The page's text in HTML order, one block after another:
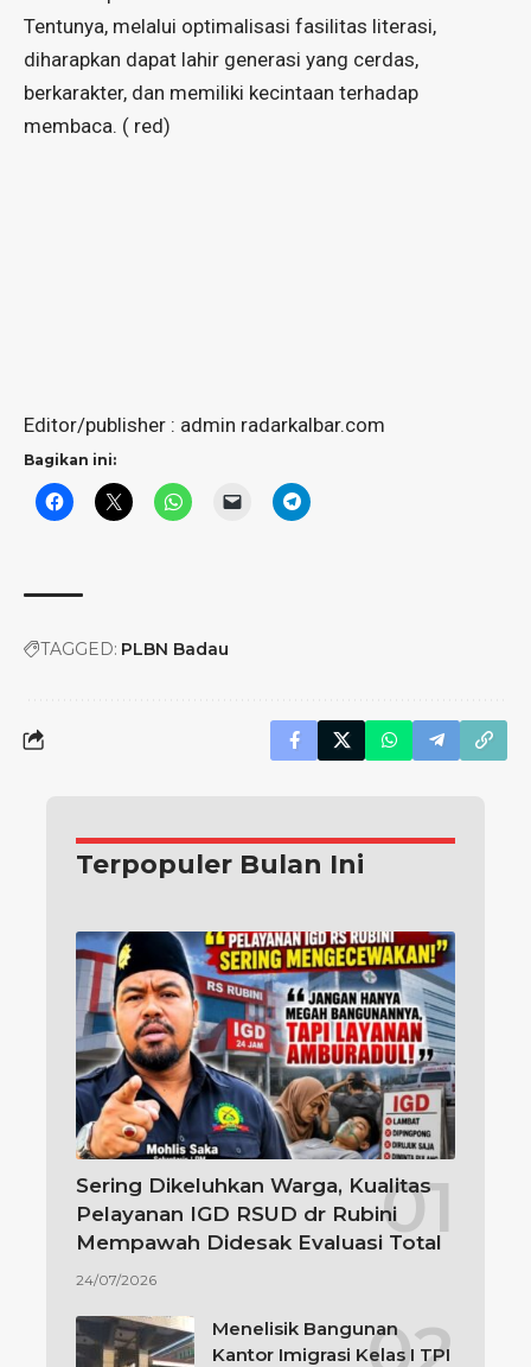
Tentunya, melalui optimalisasi fasilitas literasi,
diharapkan dapat lahir generasi yang cerdas,
berkarakter, dan memiliki kecintaan terhadap
membaca. ( red)
Editor/publisher : admin radarkalbar.com
Bagikan ini:
TAGGED: PLBN Badau
Terpopuler Bulan Ini
Sering Dikeluhkan Warga, Kualitas
Pelayanan IGD RSUD dr Rubini
Mempawah Didesak Evaluasi Total
24/07/2026
Menelisik Bangunan
Kantor Imigrasi Kelas I TPI